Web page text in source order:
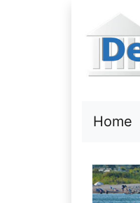
Home